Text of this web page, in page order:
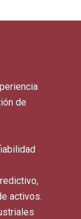
de
activos.